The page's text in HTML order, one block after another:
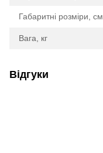
Габаритні розміри, см
Вага, кг
Відгуки